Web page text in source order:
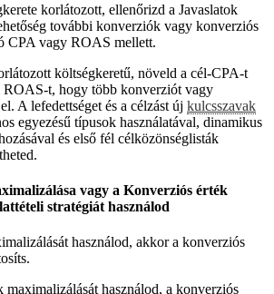
korlátozott, ellenőrizd a Javaslatok
további konverziók vagy konverziós
CPA vagy ROAS mellett.
költségkeretű, növeld a cél-CPA-t
ROAS-t, hogy több konverziót vagy
A lefedettséget és a célzást új kulcsszavak
egyezésű típusok használatával, dinamikus
és első fél célközönséglisták
vagy a Konverziós érték
stratégiát használod
használod, akkor a konverziós
használod, a konverziós